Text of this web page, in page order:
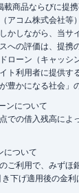
載商品ならびに提
アコム株式会社等
かしながら、当サ
への評価は、提携
ローン（キャッシ
ト利用者に提供す
豊かになる社会」
ンについて
での借入残高によ
について
ご利用で、みずほ
下げ適用後の金利